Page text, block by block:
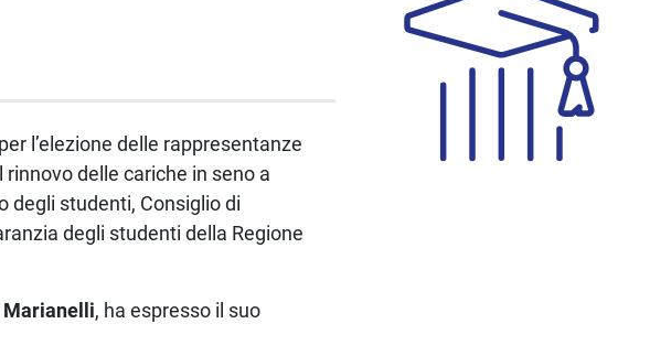
l’elezione delle rappresentanze
delle cariche in seno a
degli studenti, Consiglio di
degli studenti della Regione
, ha espresso il suo